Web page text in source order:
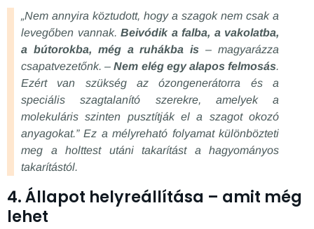
„Nem annyira köztudott, hogy a szagok nem csak a
levegőben vannak. Beivódik a falba, a vakolatba,
a bútorokba, még a ruhákba is – magyarázza
csapatvezetőnk. –Nem elég egy alapos felmosás.
Ezért van szükség az ózongenerátorra és a
speciális szagtalanító szerekre, amelyek a
molekuláris szinten pusztítják el a szagot okozó
anyagokat.” Ez a mélyreható folyamat különbözteti
meg a holttest utáni takarítást a hagyományos
takarítástól.
4. Állapot helyreállítása – amit még
lehet